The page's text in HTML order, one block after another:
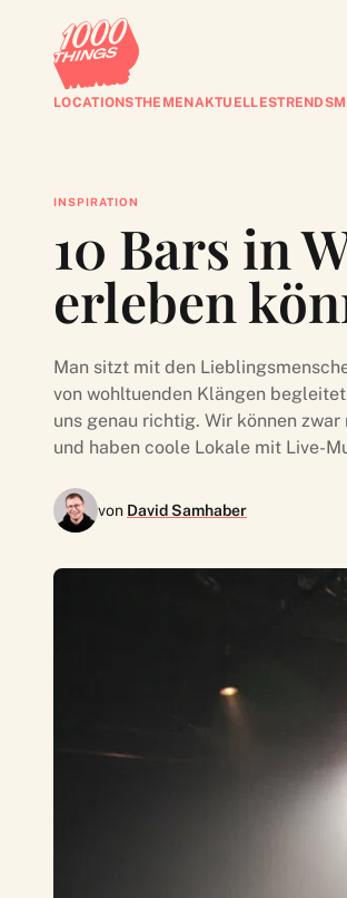
LOCATIONSTHEMENAKTUELLESTRENDS
INSPIRATION
10 Bars in
erleben
Man sitzt mit den
von wohltuenden Klängen
uns genau richtig. Wir können
und haben coole Lokale mit Live-
von David Samhaber